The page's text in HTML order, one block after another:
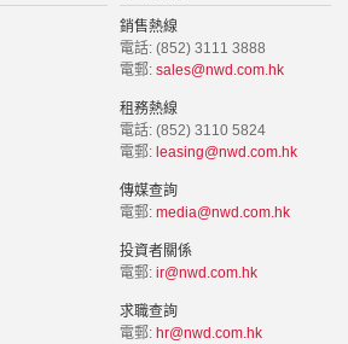
銷售熱線
電話: (852) 3111 3888
電郵: sales@nwd.com.hk
租務熱線
電話: (852) 3110 5824
電郵: leasing@nwd.com.hk
傳媒查詢
電郵: media@nwd.com.hk
投資者關係
電郵: ir@nwd.com.hk
求職查詢
電郵: hr@nwd.com.hk